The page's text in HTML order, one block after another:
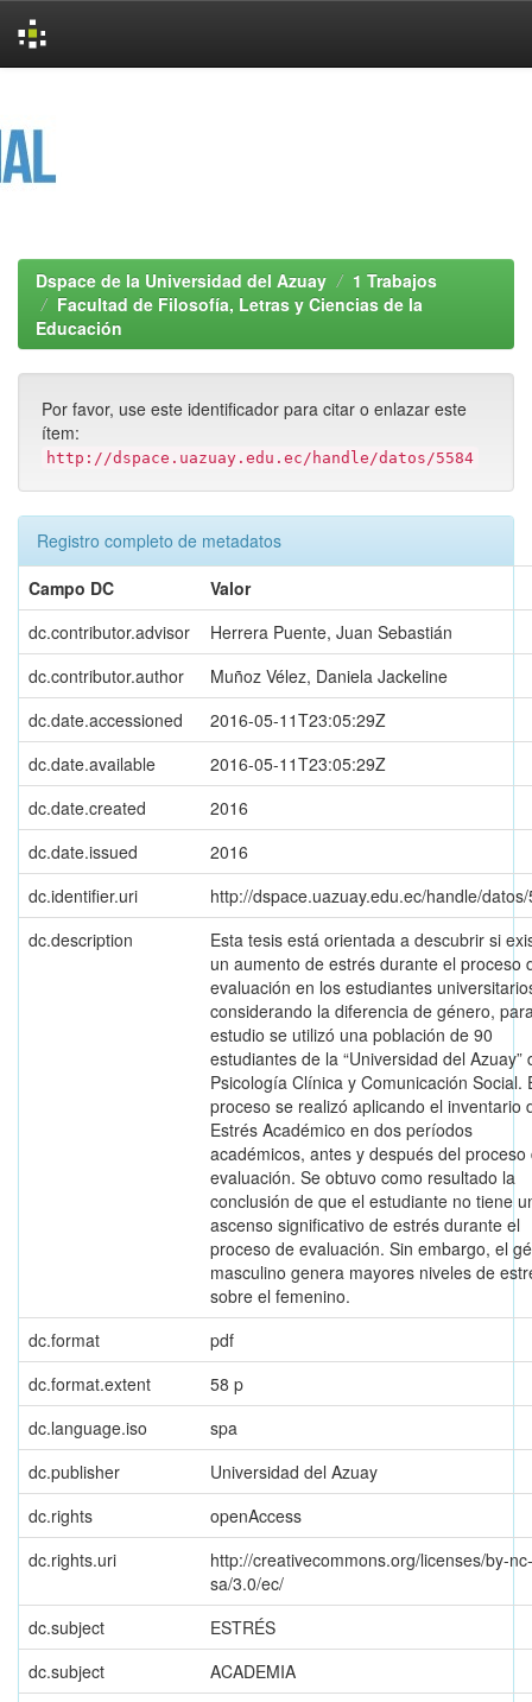
Dspace de la Universidad del Azuay
1 Trabajos
Facultad de Filosofía, Letras y Ciencias de la
Educación
Por favor, use este identificador para citar o enlazar este
ítem:
http://dspace.uazuay.edu.ec/handle/datos/5584
Registro completo de metadatos
Campo DC
Valor
dc.contributor.advisor
Herrera Puente, Juan Sebastián
dc.contributor.author
Muñoz Vélez, Daniela Jackeline
dc.date.accessioned
2016-05-11T23:05:29Z
dc.date.available
2016-05-11T23:05:29Z
dc.date.created
2016
dc.date.issued
2016
dc.identifier.uri
http://dspace.uazuay.edu.ec/handle/
dc.description
Esta tesis está orientada a descubrir si
un aumento de estrés durante el proceso
evaluación en los estudiantes
considerando la diferencia de género,
estudio se utilizó una población de 90
estudiantes de la “Universidad del Azuay”
Psicología Clínica y Comunicación Social.
proceso se realizó aplicando el inventario
Estrés Académico en dos períodos
académicos, antes y después del proceso
evaluación. Se obtuvo como resultado la
conclusión de que el estudiante no tiene
ascenso significativo de estrés durante el
proceso de evaluación. Sin embargo, el
masculino genera mayores niveles de
sobre el femenino.
dc.format
pdf
dc.format.extent
58 p
dc.language.iso
spa
dc.publisher
Universidad del Azuay
dc.rights
openAccess
dc.rights.uri
http://creativecommons.org/licenses/by-nc-
sa/3.0/ec/
dc.subject
ESTRÉS
dc.subject
ACADEMIA